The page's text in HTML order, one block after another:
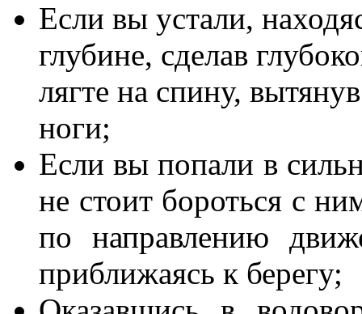
Если вы устали,
глубине, сделав
лягте на спину,
ноги;
Если вы попали в
не стоит бороться с
по направлению
приближаясь к берегу;